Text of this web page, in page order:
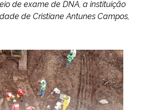
de exame de DNA, a instituição
de Cristiane Antunes Campos,